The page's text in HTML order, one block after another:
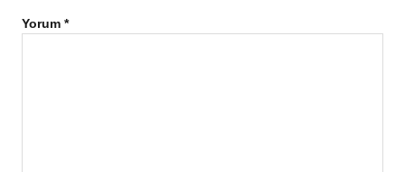
Yorum *